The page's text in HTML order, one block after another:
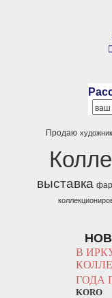
Продаю художник
выставка
В
ГОДА
KORO